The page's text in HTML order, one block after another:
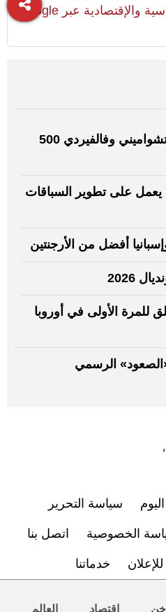
المستجدات السياسية والإقتصادية عبر Google
«شجار مدريد» يكلّف تشواميني وفالفيردي 500
يعمل على تطوير السباقات
أفضل من الأرجنتين
للمرة الأولى في أوروبا
الرسمي
،
سياسة التحرير
الخصوصية اتصل بنا
للإعلان خدماتنا
اقتصاد العالم